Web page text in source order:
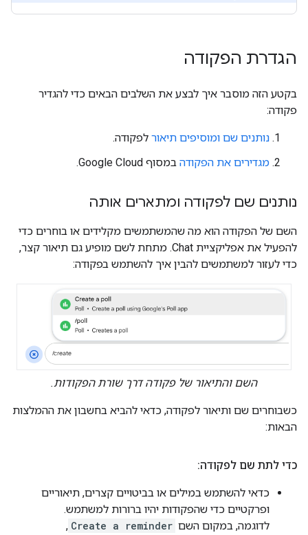
הגדרת הפקודה
בקטע הזה מוסבר איך לבצע את השלבים הבאים כדי להגדיר
פקודה:
נותנים שם ומוסיפים תיאור לפקודה.
מגדירים את הפקודה במסוף Google Cloud.
נותנים שם לפקודה ומתארים אותה
השם של הפקודה הוא מה שהמשתמשים מקלידים או בוחרים כדי
להפעיל את אפליקציית Chat. מתחת לשם מופיע גם תיאור קצר,
כדי לעזור למשתמשים להבין איך להשתמש בפקודה:
השם והתיאור של פקודה דרך שורת הפקודות.
כשבוחרים שם ותיאור לפקודה, כדאי להביא בחשבון את ההמלצות
הבאות:
כדי לתת שם לפקודה:
כדאי להשתמש במילים או בביטויים קצרים, תיאוריים
ופרקטיים כדי שהפקודות יהיו ברורות למשתמש.
לדוגמה, במקום השם Create a reminder
,